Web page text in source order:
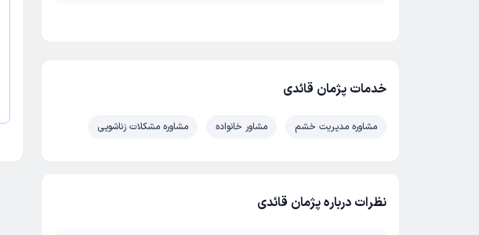
خدمات پژمان قائدی
مشاوره مدیریت خشم مشاور خانواده مشاوره مشکلات زناشویی
نظرات درباره پژمان قائدی